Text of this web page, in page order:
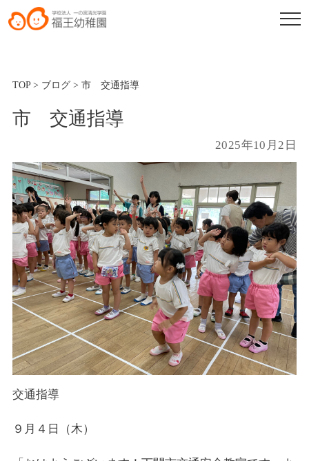
TOP> ブログ> 市 交通指導
市 交通指導
2025年10月2日
交通指導
９月４日（木）